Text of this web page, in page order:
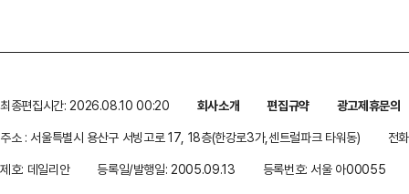
최종편집시간: 2026.08.10 00:20 회사소개 편집규약
광고제휴문의
주소 : 서울특별시 용산구 서빙고로 17, 18층(한강로3가,센트럴파크 타워동)
전
제호: 데일리안
등록일/발행일: 2005.09.13 등록번호: 서울 아00055